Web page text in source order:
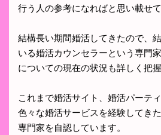
行う人の参考になればと思い載せて
結構長い期間婚活してきたので、
いる婚活カウンセラーという専門
についての現在の状況も詳しく把握
これまで婚活サイト、婚活パーテ
色々な婚活サービスを経験してき
専門家を自認しています。